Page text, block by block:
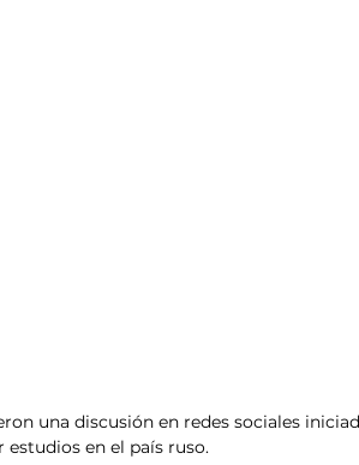
una discusión en redes sociales
en el país ruso.